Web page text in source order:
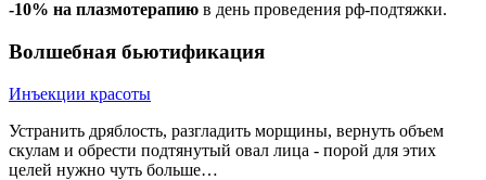
-10% на плазмотерапию в день проведения рф-подтяжки.
Волшебная бьютификация
Инъекции красоты
Устранить дряблость, разгладить морщины, вернуть объем
скулам и обрести подтянутый овал лица - порой для этих
целей нужно чуть больше…